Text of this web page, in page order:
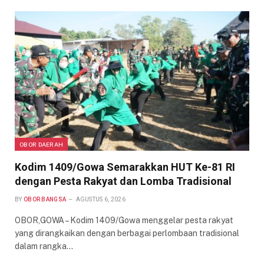
OBOR DAERAH
Kodim 1409/Gowa Semarakkan HUT Ke-81 RI
dengan Pesta Rakyat dan Lomba Tradisional
BY OBOR BANGSA AGUSTUS 6, 2026
OBOR,GOWA – Kodim 1409/Gowa menggelar pesta rakyat
yang dirangkaikan dengan berbagai perlombaan tradisional
dalam rangka…